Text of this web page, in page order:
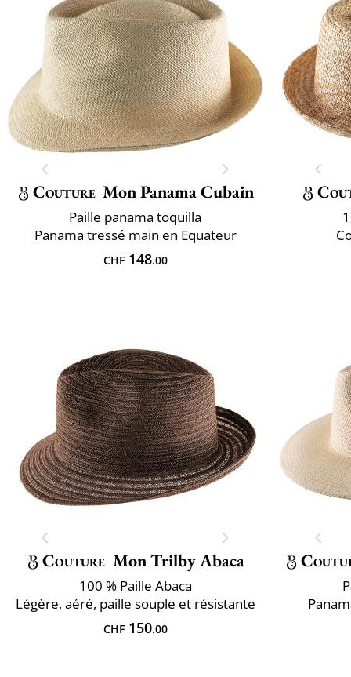
Couture Mon Panama Cubain
Paille panama toquilla
Panama tressé main en Equateur
CHF148.00
Couture Mon Trilby Abaca
100 % Paille Abaca
Légère, aéré, paille souple et résistante
CHF150.00